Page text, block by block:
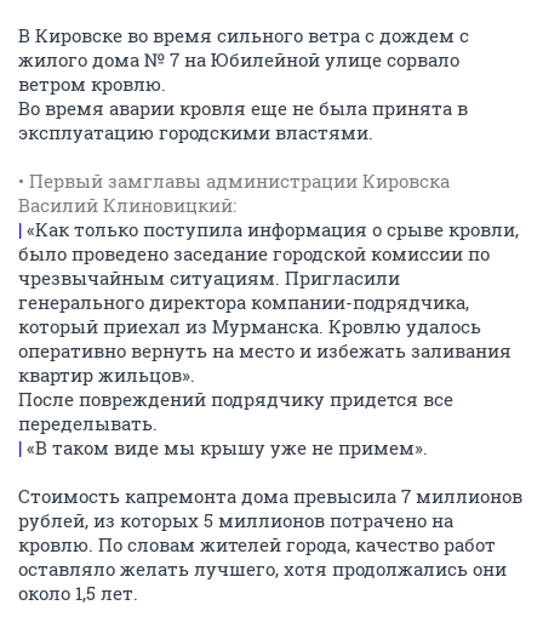
В Кировске во время сильного ветра с дождем с
жилого дома № 7 на Юбилейной улице сорвало
ветром кровлю.
Во время аварии кровля еще не была принята в
эксплуатацию городскими властями.
• Первый замглавы администрации Кировска
Василий Клиновицкий:
| «Как только поступила информация о срыве кровли,
было проведено заседание городской комиссии по
чрезвычайным ситуациям. Пригласили
генерального директора компании-подрядчика,
который приехал из Мурманска. Кровлю удалось
оперативно вернуть на место и избежать заливания
квартир жильцов».
После повреждений подрядчику придется все
переделывать.
| «В таком виде мы крышу уже не примем».
Стоимость капремонта дома превысила 7 миллионов
рублей, из которых 5 миллионов потрачено на
кровлю. По словам жителей города, качество работ
оставляло желать лучшего, хотя продолжались они
около 1,5 лет.